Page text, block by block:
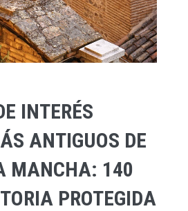
INTERÉS
ANTIGUOS DE
MANCHA: 140
PROTEGIDA